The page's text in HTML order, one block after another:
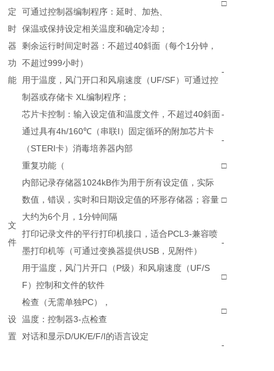
定
时
器
功
能
可通过控制器编制程序：延时、加热、
保温或保持设定相关温度和确定冷却；
□
剩余运行时间定时器：不超过40斜面（每个1分钟，
不超过999小时）
用于温度，风门开口和风扇速度（UF/SF）可通过控
制器或存储卡 XL编制程序；
-
芯片卡控制：输入设定值和温度文件，不超过40斜面-
通过具有4h/160℃（串联I）固定循环的附加芯片卡
（STERI卡）消毒培养器内部
-
重复功能（ □
文
件
内部记录存储器1024kB作为用于所有设定值，实际
数值，错误，实时和日期设定值的环形存储器；容量
大约为6个月，1分钟间隔
□
打印记录文件的平行打印机接口，适合PCL3-兼容喷
墨打印机等（可通过变换器提供USB，见附件）
-
用于温度，风门片开口（P级）和风扇速度（UF/S
F）控制和文件的软件
□
设
置
检查（无需单独PC），
温度：控制器3-点检查
□
对话和显示D/UK/E/F/I的语言设定
-